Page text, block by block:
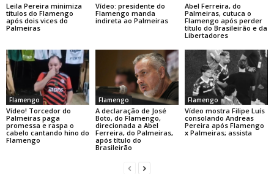
Leila Pereira minimiza
títulos do Flamengo
após dois vices do
Palmeiras
Vídeo: presidente do
Flamengo manda
indireta ao Palmeiras
Abel Ferreira, do
Palmeiras, cutuca o
Flamengo após perder
título do Brasileirão e da
Libertadores
Flamengo
Vídeo! Torcedor do
Palmeiras paga
promessa e raspa o
cabelo cantando hino do
Flamengo
Flamengo
A declaração de José
Boto, do Flamengo,
direcionada a Abel
Ferreira, do Palmeiras,
após título do
Brasileirão
Flamengo
Vídeo mostra Filipe Luís
consolando Andreas
Pereira após Flamengo
x Palmeiras; assista